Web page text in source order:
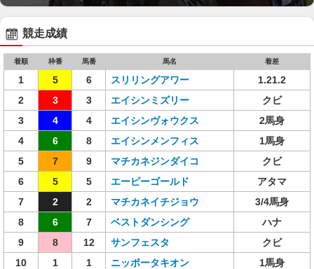
競走成績
着順 枠番 馬番 馬名 着差
1 5 6 スリリングアワー
1.21.2
2
3 3 エイシンミズリー
クビ
3
4 4 エイシンヴォウクス
2馬身
4
6 8 エイシンメンフィス
1馬身
5
7 9 マチカネジンダイコ
クビ
6
5 5 エーピーゴールド
アタマ
7
2 2 マチカネイチジョウ
3/4馬身
8
6 7 ベストダンシング
ハナ
9
8 12 サンフェスタ
クビ
10
1 1 ニッポータキオン
1馬身